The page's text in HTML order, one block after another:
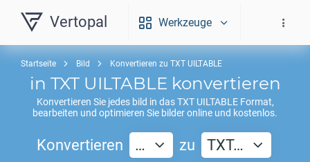
Vertopal Werkzeuge
Startseite Bild Konvertieren zu TXT UILTABLE
in TXT UILTABLE konvertieren
Konvertieren Sie jedes bild in dasTXT UILTABLEFormat,
bearbeiten und optimieren Sie bilder online und kostenlos.
Konvertieren … zu TXT…